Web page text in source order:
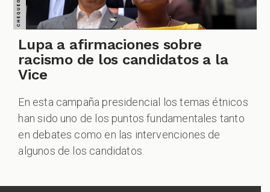
Lupa a afirmaciones sobre
racismo de los candidatos a la
Vice
En esta campaña presidencial los temas étnicos
han sido uno de los puntos fundamentales tanto
en debates como en las intervenciones de
algunos de los candidatos.